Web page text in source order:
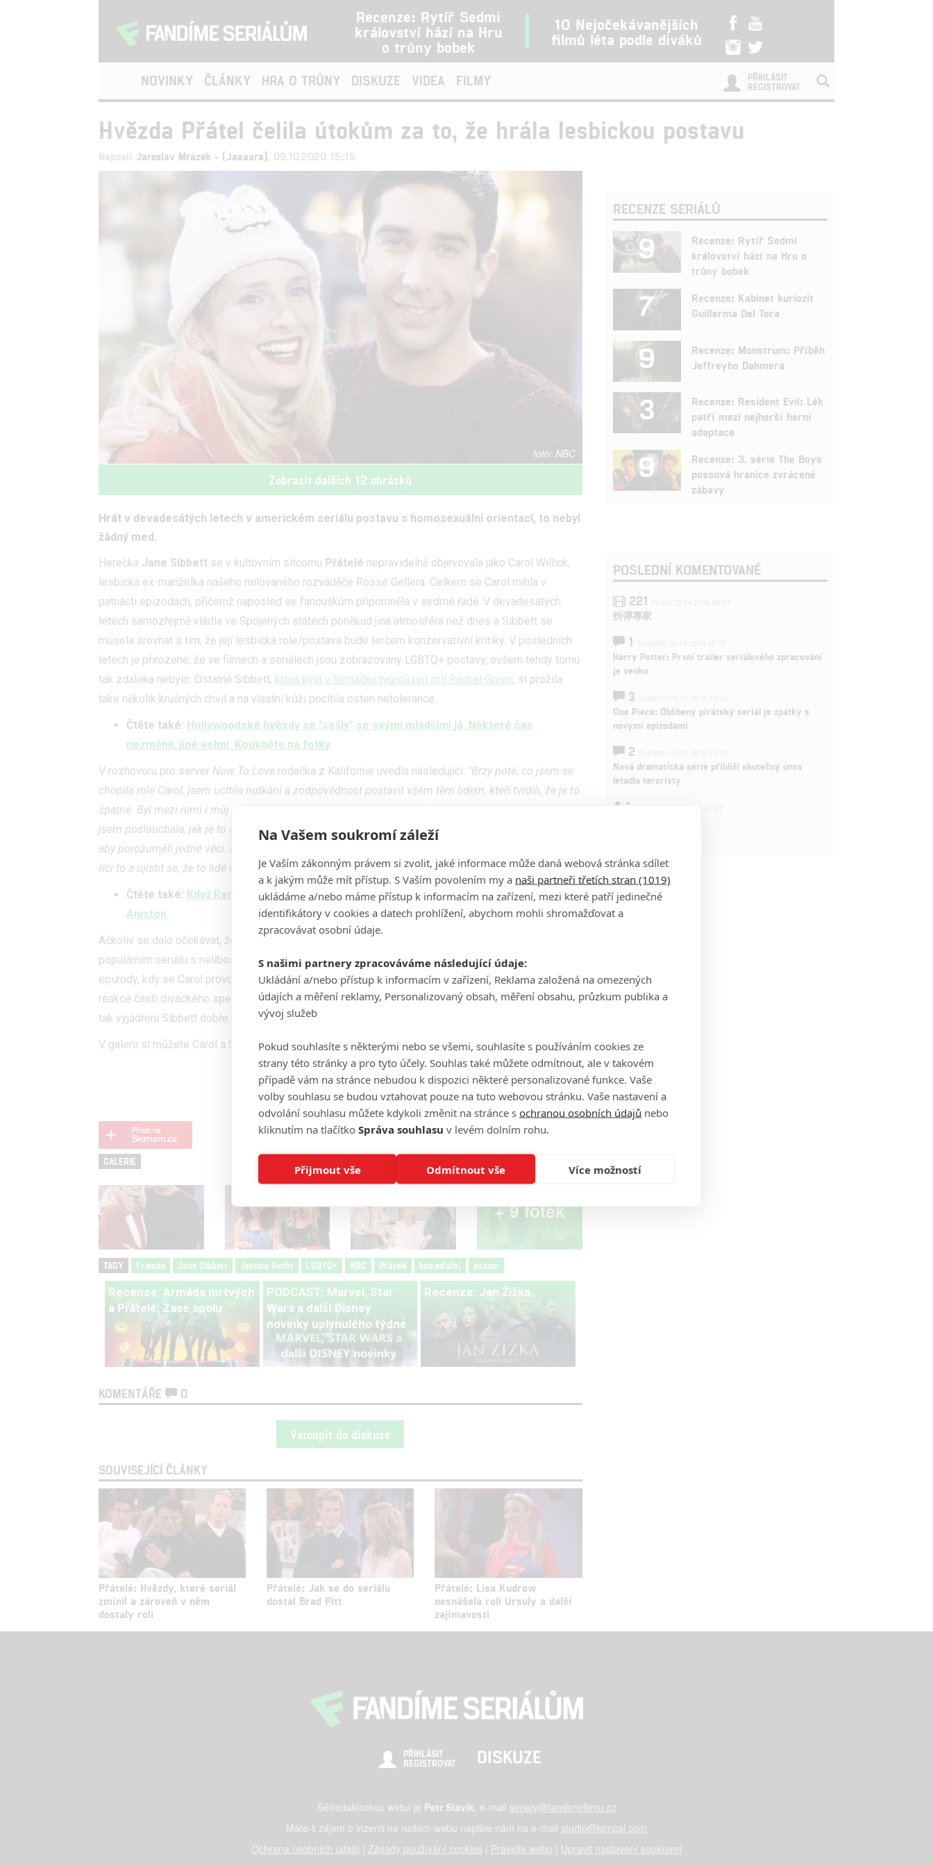
Recenze: Rytíř Sedmi
království hází na Hru
o trůny bobek
10 Nejočekávanějších
filmů léta podle diváků
NOVINKY ČLÁNKY HRA O TRŮNY DISKUZE VIDEA FILMY
PŘIHLÁSIT
REGISTROVAT
Hvězda Přátel čelila útokům za to, že hrála lesbickou postavu
Napsal: Jaroslav Mrázek - (Jaaaara) , 09.10.2020 15:15
NBC
Zobrazit dalších 12 obrázků
Hrát v devadesátých letech v americkém seriálu postavu s homosexuální orientací, to nebyl
žádný med.
Herečka Jane Sibbett se v kultovním sitcomu Přátelé nepravidelně objevovala jako Carol Willick,
lesbická ex-manželka našeho milovaného rozváděče Rosse Gellera. Celkem se Carol mihla v
patnácti epizodách, přičemž naposled se fanouškům připomněla v sedmé řadě. V devadesátých
letech samozřejmě vládla ve Spojených státech poněkud jiná atmosféra než dnes a Sibbett se
musela srovnat s tím, že její lesbická role/postava bude terčem konzervativní kritiky. V posledních
letech je přirozené, že ve filmech a seriálech jsou zobrazovány LGBTQ+ postavy, ovšem tehdy tomu
tak zdaleka nebylo. Ostatně Sibbett, která byla v hledáčku tvůrců pro roli Rachel Green, si prožila
také několik krušných chvil a na vlastní kůži pocítila osten netolerance.
Čtěte také: Hollywoodské hvězdy se "sešly" se svými mladšími já. Některé čas
nezměnil, jiné velmi. Koukněte na fotky
V rozhovoru pro server Now To Love rodačka z Kalifornie uvedla následující: "Brzy poté, co jsem se
chopila role Carol, jsem ucítila nutkání a zodpovědnost postavit všem těm lidem, kteří tvrdili, že je to
špatné. Byl mezi nimi i můj vlastní otec, jenž to nesl velice těžce. V různých amerických talk show
jsem poslouchala, jak je to celé nesprávné a proč bych to neměla dělat. Cítila jsem, že bylo důležité,
aby porozuměli jedné věci. Láska je přece tou nejdůležitější věcí na světě. Cítila jsem jako povinnost
říci to a ujistit se, že to lidé uslyší."
Čtěte také: Když Rachel hrála ve filmu aneb zdařilé celovečerní pecky s Jennifer
Aniston
Ačkoliv se dalo očekávat, že některé konzervativní kruhy ponesou lesbickou linku v takto
populárním seriálu s nelibostí, obecně predikovali vNBCvětší pozdvižení. Například v případě
epizody, kdy se Carol provdá za svou lásku Susan (Jessica Hecht), se předpokládala bouřlivá
reakce části diváckého spektra. Nakonec však prý došlo jen na několik znechucených telefonátů. I
tak vyjádření Sibbett dobře ilustruje, v jak obtížné situaci se tehdy nacházela LGBTQ+ komunita.
V galerii si můžete Carol a Susan připomenout.
Zdroj:NowToLove
Foto: NBC
GALERIE
+ 9 fotek
TAGY Friends Jane Sibbett Jessica Hecht LGBTQ+ NBC Přátelé komediální sitcom
Recenze: Armáda mrtvých
a Přátelé: Zase spolu
PODCAST: Marvel, Star
Wars a další Disney
novinky uplynulého týdne
Recenze: Jan Žižka
KOMENTÁŘE 0
Vstoupit do diskuze
SOUVISEJÍCÍ ČLÁNKY
Přátelé: Hvězdy, které seriál
zmínil a zároveň v něm
dostaly roli
Přátelé: Jak se do seriálu
dostal Brad Pitt
Přátelé: Lisa Kudrow
nesnášela roli Ursuly a další
zajímavosti
RECENZE SERIÁLŮ
9
Recenze: Rytíř Sedmi
království hází na Hru o
trůny bobek
7
Recenze: Kabinet kuriozit
Guillerma Del Tora
9
Recenze: Monstrum: Příběh
Jeffreyho Dahmera
3
Recenze: Resident Evil: Lék
patří mezi nejhorší herní
adaptace
9
Recenze: 3. série The Boys
posouvá hranice zvrácené
zábavy
POSLEDNÍ KOMENTOVANÉ
221
拆彈專家
1
Harry Potter: První trailer seriálového zpracování
je venku
3
One Piece: Oblíbený pirátský seriál je zpátky s
novými epizodami
2
Nová dramatická série přiblíží skutečný únos
letadla teroristy
1
PŘIHLÁSIT
REGISTROVAT
DISKUZE
Šéfredaktorkou webu je Petr Slavík , e-mail serialy@fandimefilmu.cz
Máte-li zájem o inzerci na našem webu napište nám na e-mail studio@koncal.com
Ochrana osobních údajů
Zásady používání cookies Pravidla webu Upravit nastavení soukromí
Na Vašem soukromí záleží
Je Vaším zákonným právem si zvolit, jaké informace může daná webová stránka sdílet
a k jakým může mít přístup. S Vaším povolením my a naši partneři třetích stran (1019)
ukládáme a/nebo máme přístup k informacím na zařízení, mezi které patří jedinečné
identifikátory v cookies a datech prohlížení, abychom mohli shromažďovat a
zpracovávat osobní údaje.
S našimi partnery zpracováváme následující údaje:
Ukládání a/nebo přístup k informacím v zařízení, Reklama založená na omezených
údajích a měření reklamy, Personalizovaný obsah, měření obsahu, průzkum publika a
vývoj služeb
Pokud souhlasíte s některými nebo se všemi, souhlasíte s používáním cookies ze
strany této stránky a pro tyto účely. Souhlas také můžete odmítnout, ale v takovém
případě vám na stránce nebudou k dispozici některé personalizované funkce. Vaše
volby souhlasu se budou vztahovat pouze na tuto webovou stránku. Vaše nastavení a
odvolání souhlasu můžete kdykoli změnit na stránce s ochranou osobních údajů nebo
kliknutím na tlačítko Správa souhlasu v levém dolním rohu.
Přijmout vše Odmítnout vše Více možností